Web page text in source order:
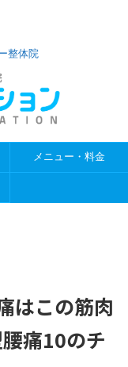
整体院
メニュー・料金
はこの筋肉
痛10のチ